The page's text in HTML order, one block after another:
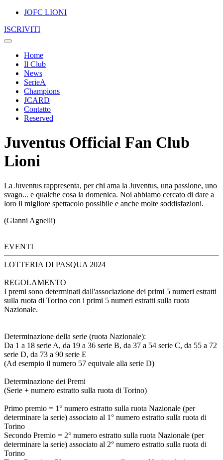
JOFC LIONI
ISCRIVITI
Home
Il Club
News
SerieA
Champions
JCARD
Contatto
Reserved
Juventus Official Fan Club
Lioni
La Juventus rappresenta, per chi ama la Juventus, una passione, uno
svago... e qualche cosa la domenica. Noi abbiamo cercato di dare a
loro il migliore spettacolo possibile e anche molte soddisfazioni.
(Gianni Agnelli)
EVENTI
LOTTERIA DI PASQUA 2024
REGOLAMENTO
I premi sono determinati dall'associazione dei primi 5 numeri estratti
sulla ruota di Torino con i primi 5 numeri estratti sulla ruota
Nazionale.
Determinazione della serie (ruota Nazionale):
Da 1 a 18 serie A, da 19 a 36 serie B, da 37 a 54 serie C, da 55 a 72
serie D, da 73 a 90 serie E
(Ad esempio il numero 57 equivale alla serie D)
Determinazione dei Premi
(Serie + numero estratto sulla ruota di Torino)
Primo premio = 1° numero estratto sulla ruota Nazionale (per
determinare la serie) associato al 1° numero estratto sulla ruota di
Torino
Secondo Premio = 2° numero estratto sulla ruota Nazionale (per
determinare la serie) associato al 2° numero estratto sulla ruota di
Torino